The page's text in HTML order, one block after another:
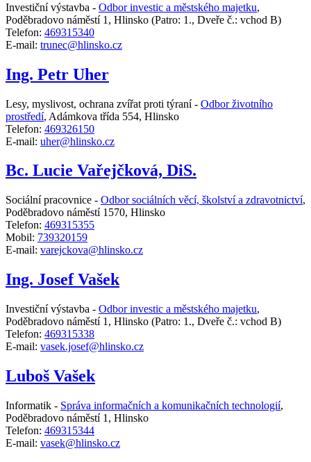
Investiční výstavba - Odbor investic a městského majetku,
Poděbradovo náměstí 1, Hlinsko (Patro: 1., Dveře č.: vchod B)
Telefon: 469315340
E-mail: trunec@hlinsko.cz
Ing. Petr Uher
Lesy, myslivost, ochrana zvířat proti týraní - Odbor životního
prostředí, Adámkova třída 554, Hlinsko
Telefon: 469326150
E-mail: uher@hlinsko.cz
Bc. Lucie Vařejčková, DiS.
Sociální pracovnice - Odbor sociálních věcí, školství a zdravotnictví,
Poděbradovo náměstí 1570, Hlinsko
Telefon: 469315355
Mobil: 739320159
E-mail: varejckova@hlinsko.cz
Ing. Josef Vašek
Investiční výstavba - Odbor investic a městského majetku,
Poděbradovo náměstí 1, Hlinsko (Patro: 1., Dveře č.: vchod B)
Telefon: 469315338
E-mail: vasek.josef@hlinsko.cz
Luboš Vašek
Informatik - Správa informačních a komunikačních technologií,
Poděbradovo náměstí 1, Hlinsko
Telefon: 469315344
E-mail: vasek@hlinsko.cz